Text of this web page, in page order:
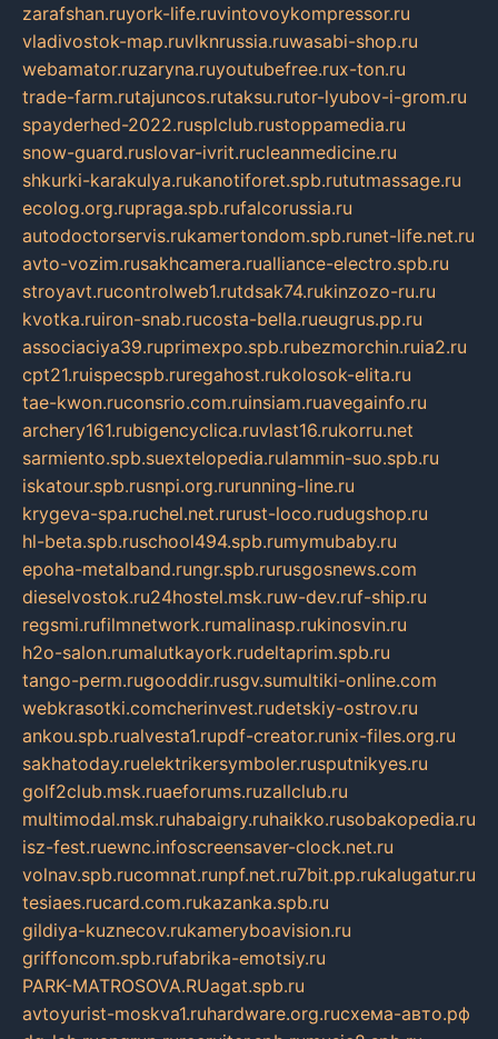
zarafshan.ruyork-life.ruvintovoykompressor.ru
vladivostok-map.ruvlknrussia.ruwasabi-shop.ru
webamator.ruzaryna.ruyoutubefree.rux-ton.ru
trade-farm.rutajuncos.rutaksu.rutor-lyubov-i-grom.ru
spayderhed-2022.rusplclub.rustoppamedia.ru
snow-guard.ruslovar-ivrit.rucleanmedicine.ru
shkurki-karakulya.rukanotiforet.spb.rututmassage.ru
ecolog.org.rupraga.spb.rufalcorussia.ru
autodoctorservis.rukamertondom.spb.runet-life.net.ru
avto-vozim.rusakhcamera.rualliance-electro.spb.ru
stroyavt.rucontrolweb1.rutdsak74.rukinzozo-ru.ru
kvotka.ruiron-snab.rucosta-bella.rueugrus.pp.ru
associaciya39.ruprimexpo.spb.rubezmorchin.ruia2.ru
cpt21.ruispecspb.ruregahost.rukolosok-elita.ru
tae-kwon.ruconsrio.com.ruinsiam.ruavegainfo.ru
archery161.rubigencyclica.ruvlast16.rukorru.net
sarmiento.spb.suextelopedia.rulammin-suo.spb.ru
iskatour.spb.rusnpi.org.rurunning-line.ru
krygeva-spa.ruchel.net.rurust-loco.rudugshop.ru
hl-beta.spb.ruschool494.spb.rumymubaby.ru
epoha-metalband.rungr.spb.rurusgosnews.com
dieselvostok.ru24hostel.msk.ruw-dev.ruf-ship.ru
regsmi.rufilmnetwork.rumalinasp.rukinosvin.ru
h2o-salon.rumalutkayork.rudeltaprim.spb.ru
tango-perm.rugooddir.rusgv.sumultiki-online.com
webkrasotki.comcherinvest.rudetskiy-ostrov.ru
ankou.spb.rualvesta1.rupdf-creator.runix-files.org.ru
sakhatoday.ruelektrikersymboler.rusputnikyes.ru
golf2club.msk.ruaeforums.ruzallclub.ru
multimodal.msk.ruhabaigry.ruhaikko.rusobakopedia.ru
isz-fest.ruewnc.infoscreensaver-clock.net.ru
volnav.spb.rucomnat.runpf.net.ru7bit.pp.rukalugatur.ru
tesiaes.rucard.com.rukazanka.spb.ru
gildiya-kuznecov.rukameryboavision.ru
griffoncom.spb.rufabrika-emotsiy.ru
PARK-MATROSOVA.RUagat.spb.ru
avtoyurist-moskva1.ruhardware.org.ruсхема-авто.рф